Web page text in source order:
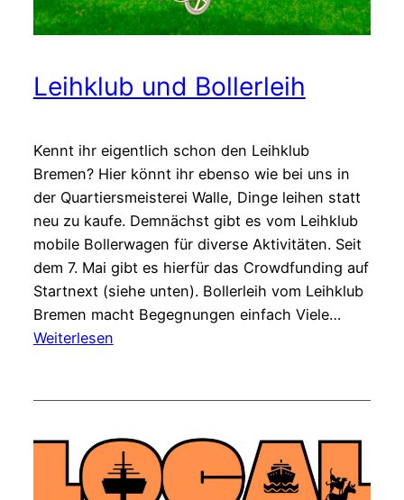
Leihklub und Bollerleih
Kennt ihr eigentlich schon den Leihklub
Bremen? Hier könnt ihr ebenso wie bei uns in
der Quartiersmeisterei Walle, Dinge leihen statt
neu zu kaufe. Demnächst gibt es vom Leihklub
mobile Bollerwagen für diverse Aktivitäten. Seit
dem 7. Mai gibt es hierfür das Crowdfunding auf
Startnext (siehe unten). Bollerleih vom Leihklub
Bremen macht Begegnungen einfach Viele…
Weiterlesen:
Bollerleih